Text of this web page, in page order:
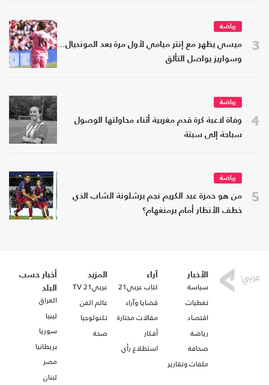
3
رياضة
ميسي يظهر مع إنتر ميامي لأول مرة بعد المونديال..
وسواريز يواصل التألق
4
رياضة
وفاة لاعبة كرة قدم مغربية أثناء محاولتها الوصول
سباحة إلى سبتة
5
رياضة
من هو حمزة عبد الكريم نجم برشلونة الشاب الذي
خطف الأنظار أمام برمنغهام؟
الأخبار
سياسة
تغطيات
اقتصاد
رياضة
صحافة
ملفات وتقارير
آراء
كتاب عربي21
قضايا وآراء
مقالات مختارة
أفكار
استطلاع رأي
المزيد
عربي21 TV
عالم الفن
تكنولوجيا
صحة
أخبار حسب
البلد
العراق
ليبيا
سوريا
بريطانيا
مصر
لبنان